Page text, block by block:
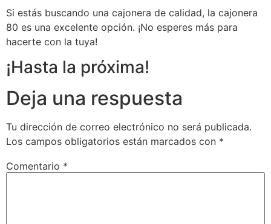
Si estás buscando una cajonera de calidad, la cajonera
80 es una excelente opción. ¡No esperes más para
hacerte con la tuya!
¡Hasta la próxima!
Deja una respuesta
Tu dirección de correo electrónico no será publicada.
Los campos obligatorios están marcados con *
Comentario *